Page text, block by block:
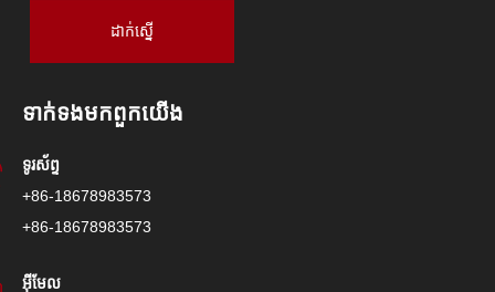
ដាក់ស្នើ
ទាក់ទង​មក​ពួក​យើង
ទូរស័ព្ទ
+86-18678983573
+86-18678983573
អ៊ីមែល